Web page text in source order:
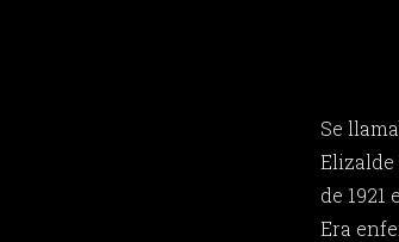
Se
Elizalde
de 1921
Era